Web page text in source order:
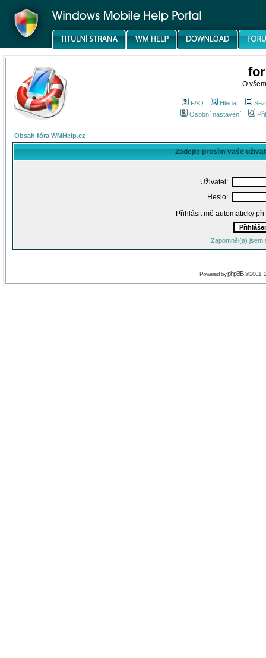
O
FAQ Hledat
Osobní nastavení
Obsah fóra WMHelp.cz
Zadejte prosím vaše
Uživatel:
Heslo:
Přihlásit mě automaticky
Zapomněl(a) jsem
Powered byphpBB© 2001,